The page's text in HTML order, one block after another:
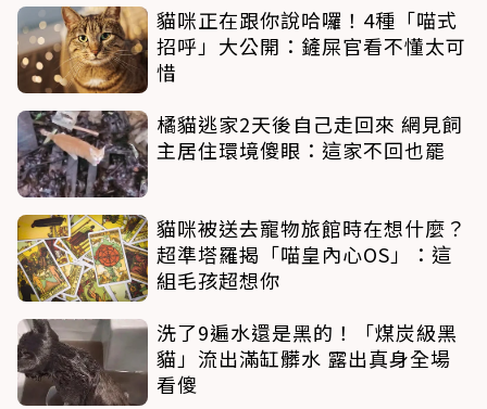
貓咪正在跟你說哈囉！4種「喵式
招呼」大公開：鏟屎官看不懂太可
惜
橘貓逃家2天後自己走回來 網見飼
主居住環境傻眼：這家不回也罷
貓咪被送去寵物旅館時在想什麼？
超準塔羅揭「喵皇內心OS」：這
組毛孩超想你
洗了9遍水還是黑的！「煤炭級黑
貓」流出滿缸髒水 露出真身全場
看傻